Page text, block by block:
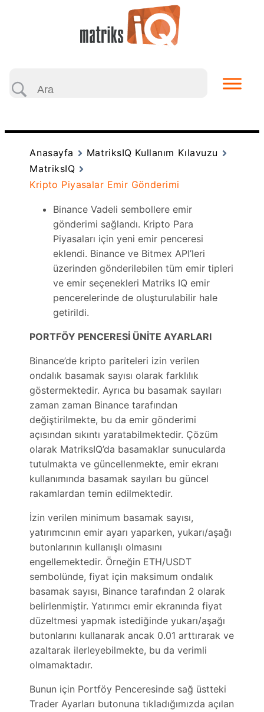
Anasayfa
MatriksIQ Kullanım Kılavuzu
MatriksIQ
Kripto Piyasalar Emir Gönderimi
Binance Vadeli sembollere emir
gönderimi sağlandı. Kripto Para
Piyasaları için yeni emir penceresi
eklendi. Binance ve Bitmex API’leri
üzerinden gönderilebilen tüm emir tipleri
ve emir seçenekleri Matriks IQ emir
pencerelerinde de oluşturulabilir hale
getirildi.
PORTFÖY PENCERESİ ÜNİTE AYARLARI
Binance’de kripto pariteleri izin verilen
ondalık basamak sayısı olarak farklılık
göstermektedir. Ayrıca bu basamak sayıları
zaman zaman Binance tarafından
değiştirilmekte, bu da emir gönderimi
açısından sıkıntı yaratabilmektedir. Çözüm
olarak MatriksIQ’da basamaklar sunucularda
tutulmakta ve güncellenmekte, emir ekranı
kullanımında basamak sayıları bu güncel
rakamlardan temin edilmektedir.
İzin verilen minimum basamak sayısı,
yatırımcının emir ayarı yaparken, yukarı/aşağı
butonlarının kullanışlı olmasını
engellemektedir. Örneğin ETH/USDT
sembolünde, fiyat için maksimum ondalık
basamak sayısı, Binance tarafından 2 olarak
belirlenmiştir. Yatırımcı emir ekranında fiyat
düzeltmesi yapmak istediğinde yukarı/aşağı
butonlarını kullanarak ancak 0.01 arttırarak ve
azaltarak ilerleyebilmekte, bu da verimli
olmamaktadır.
Bunun için Portföy Penceresinde sağ üstteki
Trader Ayarları butonuna tıkladığımızda açılan